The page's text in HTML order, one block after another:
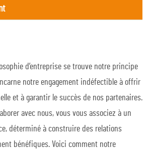
d’entreprise se trouve notre principe
notre engagement indéfectible à offrir
et à garantir le succès de nos partenaires.
avec nous, vous vous associez à un
déterminé à construire des relations
bénéfiques. Voici comment notre